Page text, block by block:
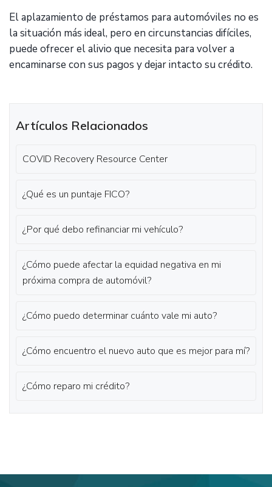
El aplazamiento de préstamos para automóviles no es
la situación más ideal, pero en circunstancias difíciles,
puede ofrecer el alivio que necesita para volver a
encaminarse con sus pagos y dejar intacto su crédito.
Artículos Relacionados
COVID Recovery Resource Center
¿Qué es un puntaje FICO?
¿Por qué debo refinanciar mi vehículo?
¿Cómo puede afectar la equidad negativa en mi
próxima compra de automóvil?
¿Cómo puedo determinar cuánto vale mi auto?
¿Cómo encuentro el nuevo auto que es mejor para mí?
¿Cómo reparo mi crédito?